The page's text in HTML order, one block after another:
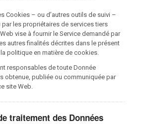
Cookies – ou d’autres outils de suivi –
les propriétaires de services tiers
vise à fournir le Service demandé par
autres finalités décrites dans le présent
politique en matière de cookies.
responsables de toute Donnée
obtenue, publiée ou communiquée par
site Web.
traitement des Données